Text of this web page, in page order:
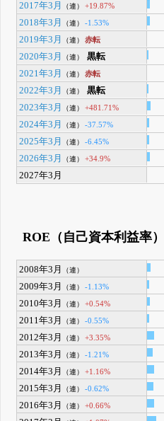
2017年3月
（連） +19.87%
2018年3月
（連） -1.53%
2019年3月
（連） 赤転
2020年3月
（連） 黒転
2021年3月
（連） 赤転
2022年3月
（連） 黒転
2023年3月
（連） +481.71%
2024年3月
（連） -37.57%
2025年3月
（連） -6.45%
2026年3月
（連） +34.9%
2027年3月
ROE（自己資本利益率）
2008年3月 （連）
2009年3月
（連） -1.13%
2010年3月
（連） +0.54%
2011年3月
（連） -0.55%
2012年3月
（連） +3.35%
2013年3月
（連） -1.21%
2014年3月
（連） +1.16%
2015年3月
（連） -0.62%
2016年3月
（連） +0.66%